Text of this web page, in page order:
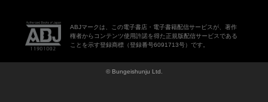
ABJマークは、この電子書店・電子書籍配信サービスが、著作
権者からコンテンツ使用許諾を得た正規版配信サービスである
ことを示す登録商標（登録番号6091713号）です。
© Bungeishunju Ltd.